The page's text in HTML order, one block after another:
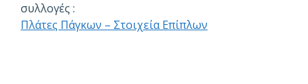
συλλογές :
Πλάτες Πάγκων – Στοιχεία Επίπλων